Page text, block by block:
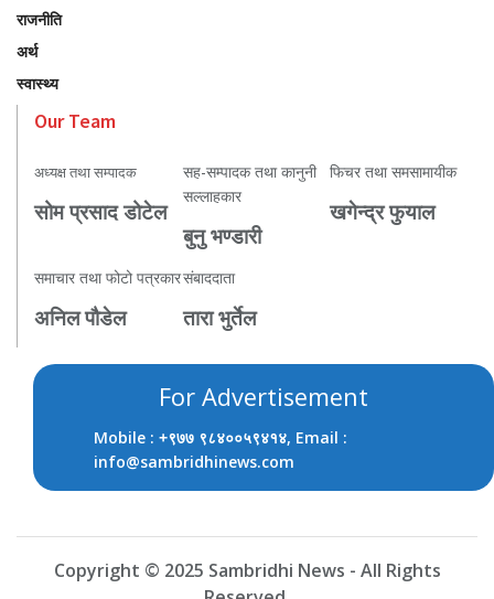
राजनीति
अर्थ
स्वास्थ्य
Our Team
अध्यक्ष तथा सम्पादक
सोम प्रसाद डोटेल
सह-सम्पादक तथा कानुनी
सल्लाहकार
बुनु भण्डारी
फिचर तथा समसामायीक
खगेन्द्र फुयाल
समाचार तथा फोटो पत्रकार
अनिल पौडेल
संबाददाता
तारा भुर्तेल
For Advertisement
Mobile : +९७७ ९८४००५९४१४, Email :
info@sambridhinews.com
Copyright © 2025 Sambridhi News - All Rights